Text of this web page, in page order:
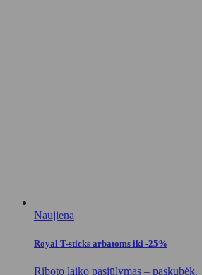
Naujiena
Royal T-sticks arbatoms iki -25%
Riboto laiko pasiūlymas – paskubėk.